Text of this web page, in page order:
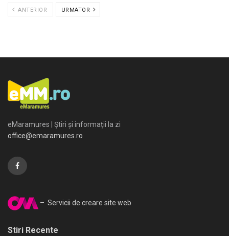
ANTERIOR URMATOR
eMaramures | Știri și informații la zi
office@emaramures.ro
– Servicii de creare site web
Stiri Recente